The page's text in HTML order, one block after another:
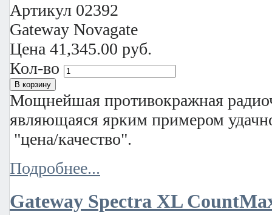
Артикул 02392
Gateway Novagate
Цена 41,345.00 руб.
Кол-во
Мощнейшая противокражная
являющаяся ярким примером
"цена/качество".
Подробнее...
Gateway Spectra XL